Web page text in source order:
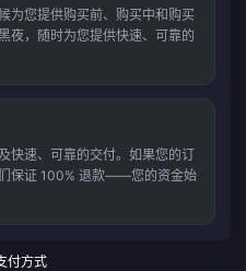
为您提供购买前、购买中和购买
夜，随时为您提供快速、可靠的
快速、可靠的交付。如果您的订
保证 100% 退款——您的资金始
付方式